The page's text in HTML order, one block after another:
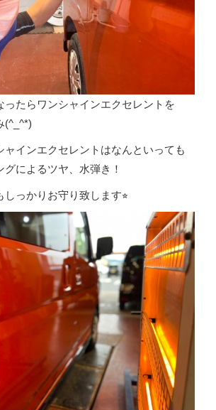
ったらワンシャインエクセレントを
(^_^*)
ャインエクセレントはなんといっても
によるツヤ、水弾き！
っかりお守り致します⭐︎